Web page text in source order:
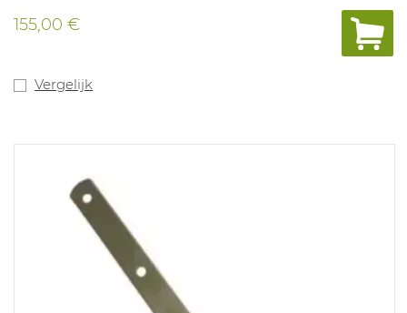
155,00 €
Vergelijk